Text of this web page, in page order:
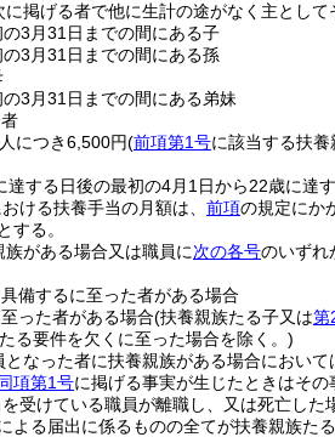
掲げる者で他に生計の途がなく主とし
3月31日までの間にある子
3月31日までの間にある孫
3月31日までの間にある弟妹
につき6,500円(前項第1号に該当する扶養
する日後の最初の4月1日から22歳に達
ける扶養手当の月額は、 前項の規定にか
する。
がある場合又は職員に次の各号のいずれ
備するに至った者がある場合
った者がある場合(扶養親族たる子又は第
る要件を欠くに至った場合を除く。)
なった者に扶養親族がある場合におい
項第1号に掲げる事実が生じたときはそ
受けている職員が離職し、又は死亡し
よる届出に係るものの全てが扶養親族た